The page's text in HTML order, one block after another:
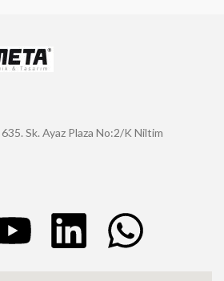
Sk. Ayaz Plaza No:2/K Niltim